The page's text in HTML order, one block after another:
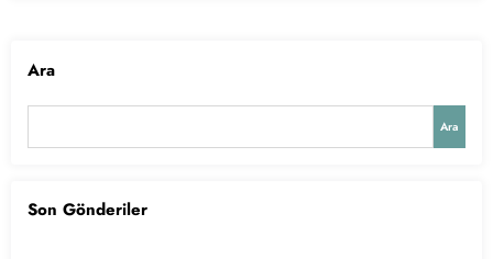
Ara
Ara
Son Gönderiler